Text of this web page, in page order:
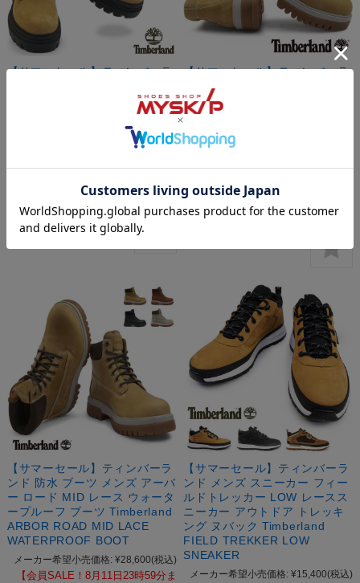
【サマーセール】ティンバーラ
ーリー シックスインチ レース
Timberland EVERLEIGH 6 IN
で！】: ¥19,800(税込)
【サマーセール】ティンバーラ
ンド 防水 ブーツ メンズ アーバ
ー ロード MID レース ウォータ
ープルーフ チャッカ
MID LC WATERPROOF
【会員SALE！8月11日23時59分ま
で！】: ¥21,384(税込)
【サマーセール】ティンバーラ
ンド 防水 ブーツ メンズ アーバ
ー ロード MID レース ウォータ
ープルーフ ブーツ Timberland
ARBOR ROAD MID LACE
WATERPROOF BOOT
メーカー希望小売価格: ¥28,600(税込)
【会員SALE！8月11日23時59分ま
【サマーセール】ティンバーラ
ンド メンズ スニーカー フィー
ルドトレッカー LOW レースス
ニーカー アウトドア トレッキ
ング ヌバック Timberland
FIELD TREKKER LOW
SNEAKER
メーカー希望小売価格: ¥15,400(税込)